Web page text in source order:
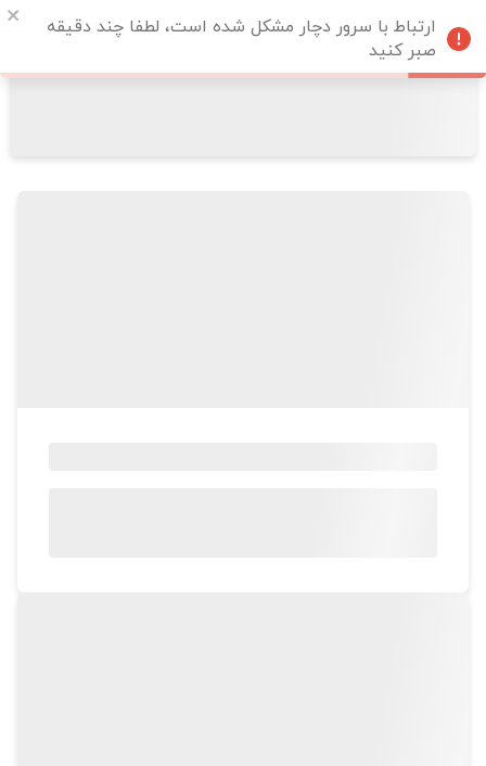
ارتباط با سرور دچار مشکل شده است، لطفا چند دقیقه
صبر کنید